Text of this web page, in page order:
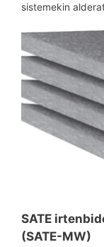
sistemekin
SATE
(SATE-MW)